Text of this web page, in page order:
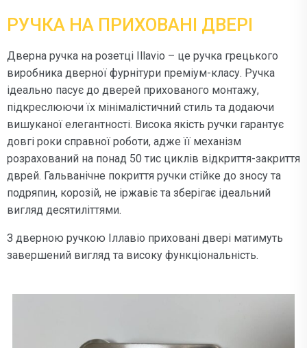
РУЧКА НА ПРИХОВАНІ ДВЕРІ
Дверна ручка на розетці Illavio – це ручка грецького
виробника дверної фурнітури преміум-класу. Ручка
ідеально пасує до дверей прихованого монтажу,
підкреслюючи їх мінімалістичний стиль та додаючи
вишуканої елегантності. Висока якість ручки гарантує
довгі роки справної роботи, адже її механізм
розрахований на понад 50 тис циклів відкриття-закриття
дврей. Гальванічне покриття ручки стійке до зносу та
подряпин, корозій, не іржавіє та зберігає ідеальний
вигляд десятиліттями.
З дверною ручкою Іллавіо приховані двері матимуть
завершений вигляд та високу функціональність.